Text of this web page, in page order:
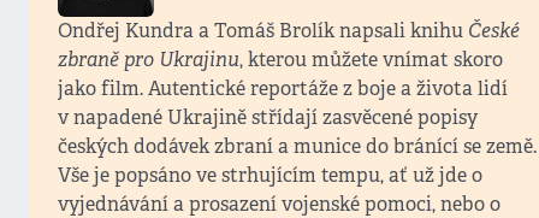
Ondřej Kundra a Tomáš Brolík napsali knihu České
zbraně pro Ukrajinu, kterou můžete vnímat skoro
jako film. Autentické reportáže z boje a života lidí
v napadené Ukrajině střídají zasvěcené popisy
českých dodávek zbraní a munice do bránící se země.
Vše je popsáno ve strhujícím tempu, ať už jde o
vyjednávání a prosazení vojenské pomoci, nebo o